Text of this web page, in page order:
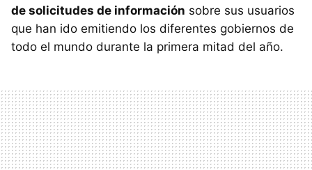
de solicitudes de información sobre sus usuarios
que han ido emitiendo los diferentes gobiernos de
todo el mundo durante la primera mitad del año.